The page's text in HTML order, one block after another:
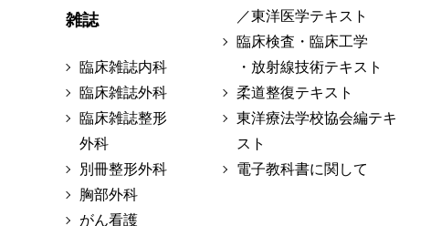
雑誌
臨床雑誌内科
臨床雑誌外科
臨床雑誌整形
外科
別冊整形外科
胸部外科
がん看護
／東洋医学テキスト
臨床検査・臨床工学
・放射線技術テキスト
柔道整復テキスト
東洋療法学校協会編テキ
スト
電子教科書に関して